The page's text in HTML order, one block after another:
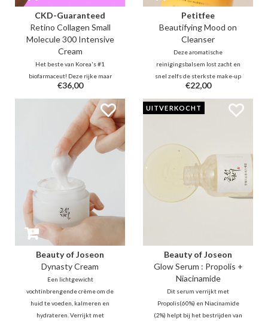
CKD-Guaranteed
Retino Collagen Small
Molecule 300 Intensive
Cream
Het beste van Korea's #1
biofarmaceut! Deze rijke maar
toch lichtgewicht zeer
absorberende crème met 55%
(300d) collageen & retinal zal
lijntjes, rimpels zichtbaar
verminderen in korte periode.
Gebruik op het hele gezicht of als
gerichte verzorging.
€36,00
Petitfee
Beautifying Mood on
Cleanser
Deze aromatische
reinigingsbalsem lost zacht en
snel zelfs de sterkste make-up
en vuil op zonder trekkerigheid.
Het is een genot om te
gebruiken om onzuiverheden,
het hydrateren en verhelderen
€22,00
Beauty of Joseon
Dynasty Cream
Een lichtgewicht
vochtinbrengende crème om de
huid te voeden, kalmeren en
hydrateren. Verrijkt met
UITVERKOCHT
Beauty of Joseon
Glow Serum : Propolis +
Niacinamide
Dit serum verrijkt met
Propolis(60%) en Niacinamide
(2%) helpt bij het bestrijden van